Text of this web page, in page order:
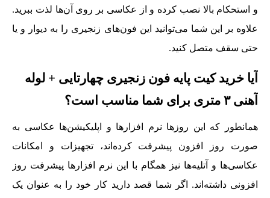
و استحکام بالا نصب کرده و از عکاسی بر روی آن‌ها لذت ببرید.
علاوه بر این شما می‌توانید این فون‌های زنجیری را به دیوار و یا
حتی سقف متصل کنید.
آیا خرید کیت پایه فون زنجیری چهارتایی + لوله
آهنی ٣ متری برای شما مناسب است؟
همانطور که این روزها نرم افزارها و اپلیکیشن‌ها عکاسی به
صورت روز افزون پیشرفت کرده‌اند، تجهیزات و امکانات
عکاسی‌ها و آتلیه‌ها نیز همگام با این نرم‌ افزارها پیشرفت روز
افزونی داشته‌اند. اگر شما قصد دارید کار خود را به عنوان یک